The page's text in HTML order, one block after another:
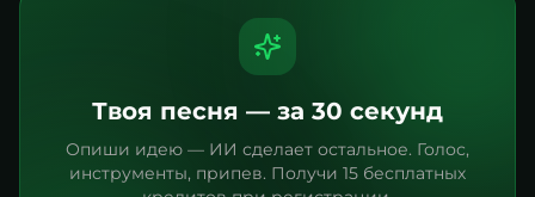
Твоя песня — за 30 секунд
Опиши идею — ИИ сделает остальное. Голос,
инструменты, припев. Получи 15 бесплатных